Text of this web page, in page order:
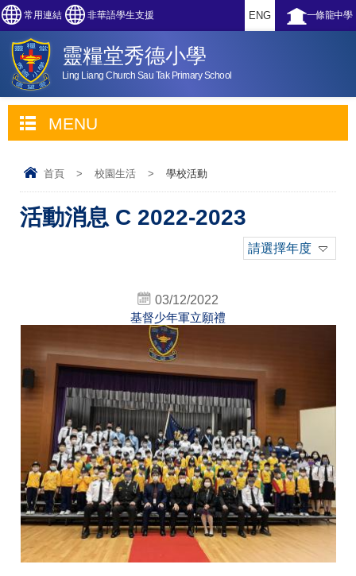
常用連結 非華語學生支援 一條龍中學
ENG
靈糧堂秀德小學
Ling Liang Church Sau Tak Primary School
MENU
首頁 > 校園生活 > 學校活動
活動消息 C 2022-2023
請選擇年度
03/12/2022
基督少年軍立願禮